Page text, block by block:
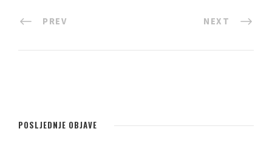
PREV NEXT
POSLJEDNJE OBJAVE